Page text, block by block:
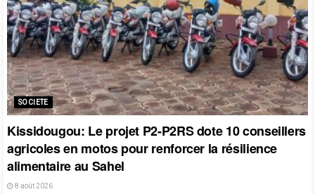
SOCIETE
Kissidougou: Le projet P2-P2RS dote 10 conseillers
agricoles en motos pour renforcer la résilience
alimentaire au Sahel
8 août 2026